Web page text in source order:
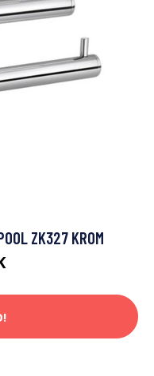
ZK327 KROM